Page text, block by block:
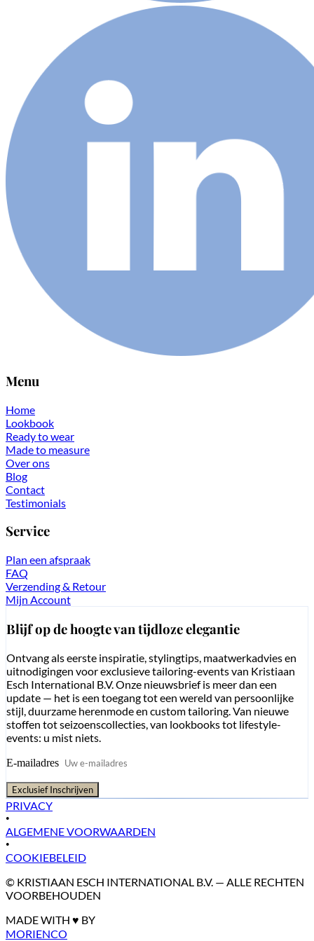
Menu
Home
Lookbook
Ready to wear
Made to measure
Over ons
Blog
Contact
Testimonials
Service
Plan een afspraak
FAQ
Verzending & Retour
Mijn Account
Blijf op de hoogte van tijdloze elegantie
Ontvang als eerste inspiratie, stylingtips, maatwerkadvies en
uitnodigingen voor exclusieve tailoring-events van Kristiaan
Esch International B.V. Onze nieuwsbrief is meer dan een
update — het is een toegang tot een wereld van persoonlijke
stijl, duurzame herenmode en custom tailoring. Van nieuwe
stoffen tot seizoenscollecties, van lookbooks tot lifestyle-
events: u mist niets.
E-mailadres
Exclusief Inschrijven
PRIVACY
•
ALGEMENE VOORWAARDEN
•
COOKIEBELEID
© KRISTIAAN ESCH INTERNATIONAL B.V. — ALLE RECHTEN
VOORBEHOUDEN
MADE WITH ♥ BY
MORIENCO